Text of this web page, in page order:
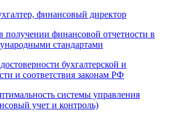
финансовый директор
получении финансовой отчетности в
стандартами
бухгалтерской и
и соответствия законам РФ
системы управления
учет и контроль)